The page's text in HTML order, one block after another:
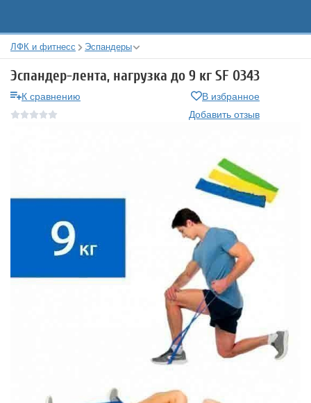
ЛФК и фитнесс Эспандеры
Эспандер-лента, нагрузка до 9 кг SF 0343
К сравнению
В избранное
Добавить отзыв